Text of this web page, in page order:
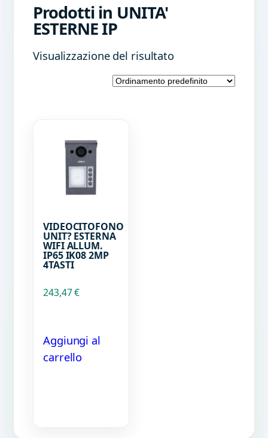
Prodotti in UNITA'
ESTERNE IP
Visualizzazione del risultato
VIDEOCITOFONO
UNIT? ESTERNA
WIFI ALLUM.
IP65 IK08 2MP
4TASTI
243,47€
Aggiungi al
carrello